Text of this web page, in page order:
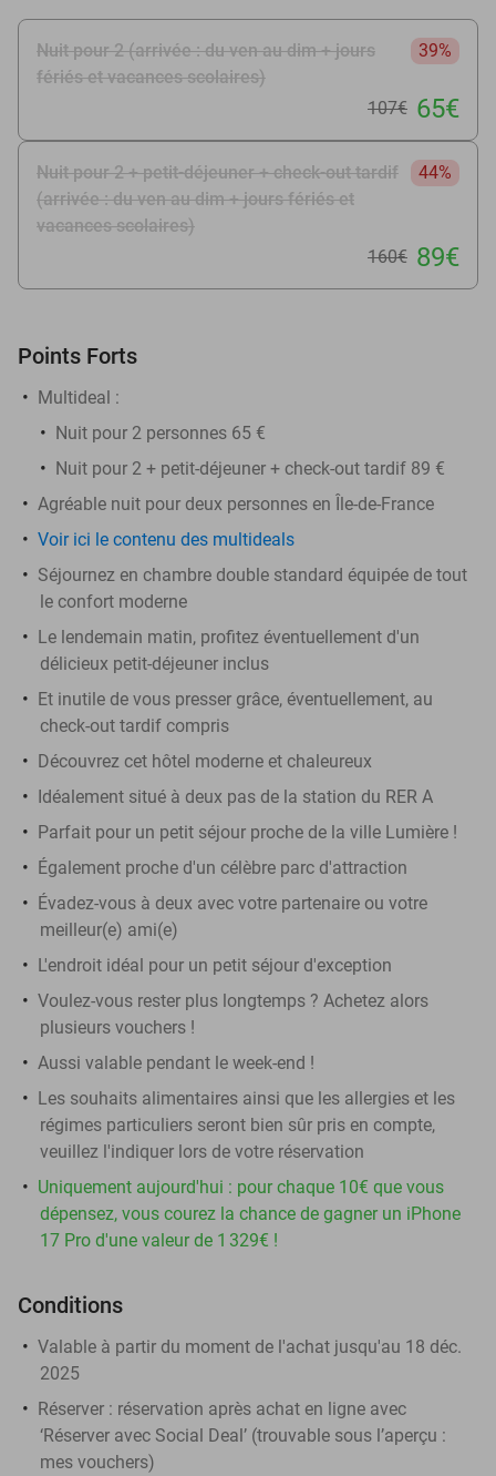
Nuit pour 2 (arrivée : du ven au dim + jours
fériés et vacances scolaires)
39%
107€ 65€
Nuit pour 2 + petit-déjeuner + check-out tardif
(arrivée : du ven au dim + jours fériés et
vacances scolaires)
44%
160€ 89€
Points Forts
Multideal :
Nuit pour 2 personnes 65 €
Nuit pour 2 + petit-déjeuner + check-out tardif 89 €
Agréable nuit pour deux personnes en Île-de-France
Voir ici le contenu des multideals
Séjournez en chambre double standard équipée de tout
le confort moderne
Le lendemain matin, profitez éventuellement d'un
délicieux petit-déjeuner inclus
Et inutile de vous presser grâce, éventuellement, au
check-out tardif compris
Découvrez cet hôtel moderne et chaleureux
Idéalement situé à deux pas de la station du RER A
Parfait pour un petit séjour proche de la ville Lumière !
Également proche d'un célèbre parc d'attraction
Évadez-vous à deux avec votre partenaire ou votre
meilleur(e) ami(e)
L'endroit idéal pour un petit séjour d'exception
Voulez-vous rester plus longtemps ? Achetez alors
plusieurs vouchers !
Aussi valable pendant le week-end !
Les souhaits alimentaires ainsi que les allergies et les
régimes particuliers seront bien sûr pris en compte,
veuillez l'indiquer lors de votre réservation
Uniquement aujourd'hui : pour chaque 10€ que vous
dépensez, vous courez la chance de gagner un iPhone
17 Pro d'une valeur de 1 329€ !
Conditions
Valable à partir du moment de l'achat jusqu'au 18 déc.
2025
Réserver : réservation après achat en ligne avec
‘Réserver avec Social Deal’ (trouvable sous l’aperçu :
mes vouchers)